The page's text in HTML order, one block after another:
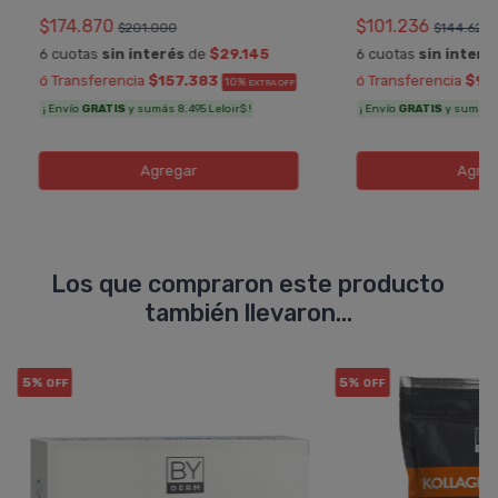
$174.870 $201.000
6 cuotas sin interésde $29.145
ó Transferencia $157.383 10% EXTRA OFF
¡ Envío GRATISy sumás 8.495 Leloir$ !
Agregar
$101.236 $144.623
6 cuotas sin
ó Transferencia
¡ Envío GRATISy sumás
Los que compraron este producto
también llevaron...
5% OFF 5% OFF